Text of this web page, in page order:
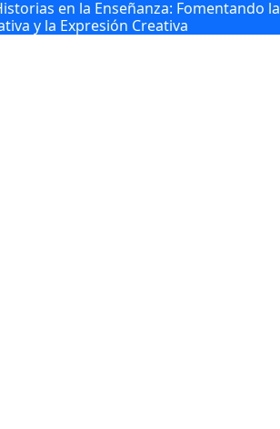
en la Enseñanza: Fomentando la
y la Expresión Creativa